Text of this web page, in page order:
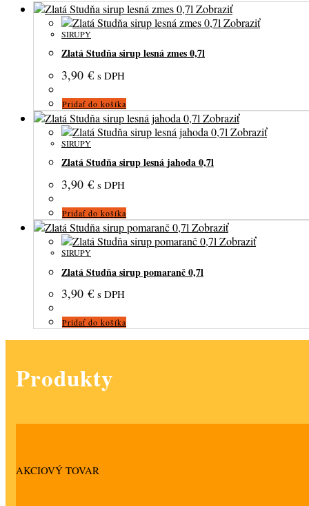
Zobraziť
Zobraziť
SIRUPY
Zlatá Studňa sirup lesná zmes 0,7l
3,90 € s DPH
Pridať do košíka
Zobraziť
Zobraziť
SIRUPY
Zlatá Studňa sirup lesná jahoda 0,7l
3,90 € s DPH
Pridať do košíka
Zobraziť
Zobraziť
SIRUPY
Zlatá Studňa sirup pomaranč 0,7l
3,90 € s DPH
Pridať do košíka
Produkty
AKCIOVÝ TOVAR